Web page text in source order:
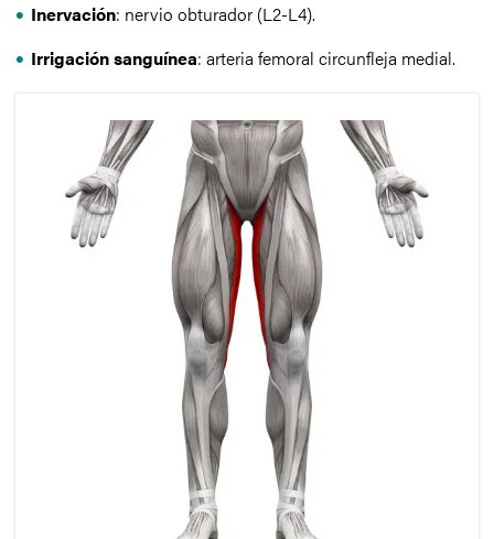
Inervación: nervio obturador (L2-L4).
Irrigación sanguínea: arteria femoral circunfleja medial.